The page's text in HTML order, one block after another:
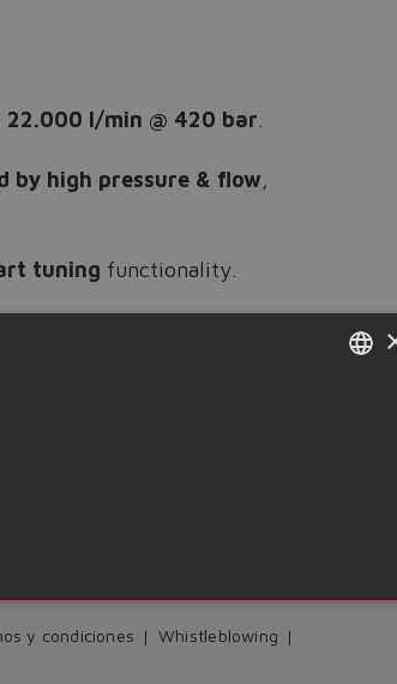
22.000 l/min @ 420 bar.
by high pressure & flow,
tuning functionality.
y condiciones
Whistleblowing